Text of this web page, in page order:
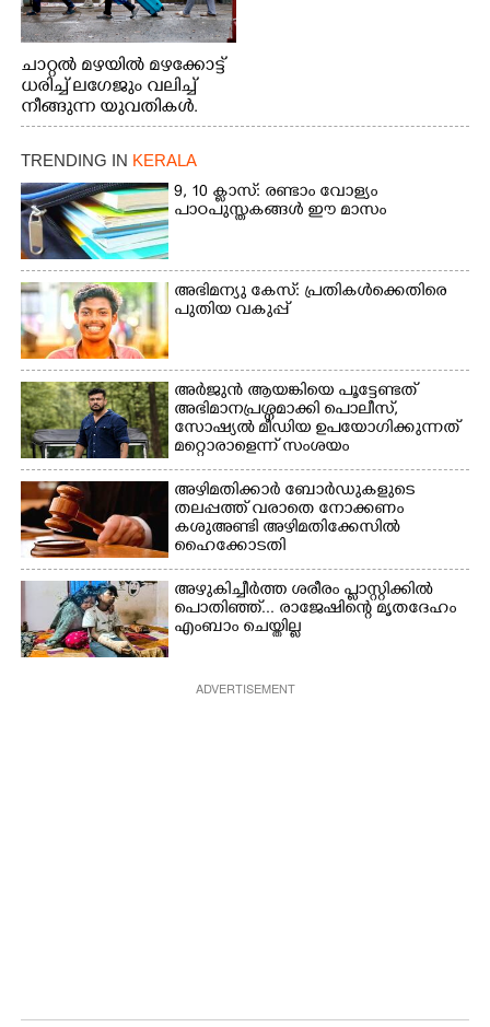
ചാറ്റൽ മഴയിൽ മഴക്കോട്ട്
ധരിച്ച് ലഗേജും വലിച്ച്
നീങ്ങുന്ന യുവതികൾ.
എറണാകുളം മേനകയിൽ
നിന്നുള്ള കാഴ്ച
TRENDING IN KERALA
9, 10 ക്ലാസ്: രണ്ടാം വോള്യം
പാഠപുസ്തകങ്ങൾ ഈ മാസം
അഭിമന്യു കേസ്: പ്രതികൾക്കെതിരെ
പുതിയ വകുപ്പ്
അർജുൻ ആയങ്കിയെ പൂട്ടേണ്ടത്
അഭിമാനപ്രശ്നമാക്കി പൊലീസ്,
സാേഷ്യൽ മീഡിയ ഉപയോഗിക്കുന്നത്
മറ്റൊരാളെന്ന് സംശയം
അഴിമതിക്കാർ ബോർഡുകളുടെ
തലപ്പത്ത് വരാതെ നോക്കണം
കശുഅണ്ടി അഴിമതിക്കേസിൽ
ഹൈക്കോടതി
അഴുകിച്ചീർത്ത ശരീരം പ്ളാസ്റ്റിക്കിൽ
പൊതിഞ്ഞ്... രാജേഷിന്റെ മൃതദേഹം
എംബാം ചെയ്തില്ല
ADVERTISEMENT